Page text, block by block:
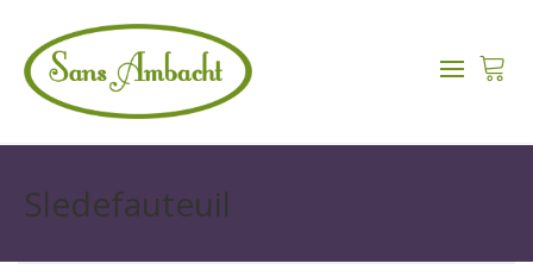
Sledefauteuil